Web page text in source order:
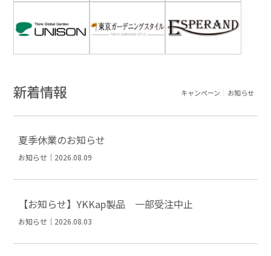
新着情報 キャンペーン お知らせ
夏季休業のお知らせ
お知らせ｜2026.08.09
【お知らせ】YKKap製品 一部受注中止
お知らせ｜2026.08.03